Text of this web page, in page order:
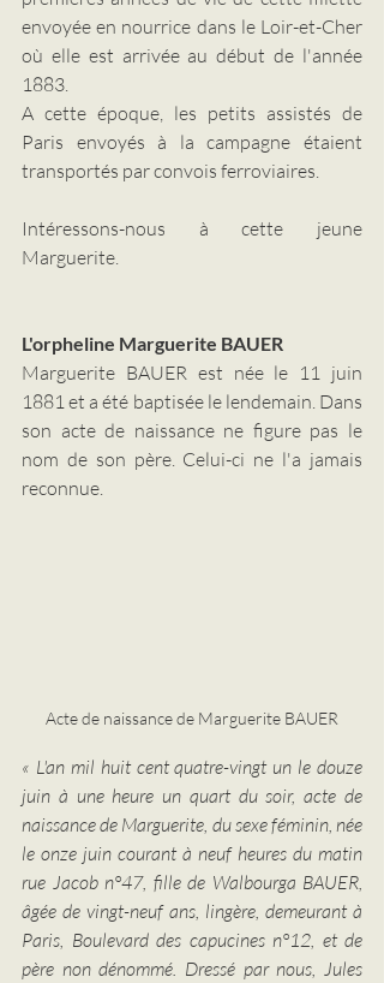
envoyée en nourrice dans le Loir-et-Cher
où elle est arrivée au début de l'année
1883.
A cette époque, les petits assistés de
Paris envoyés à la campagne étaient
transportés par convois ferroviaires.
Intéressons-nous à cette jeune
Marguerite.
L'orpheline Marguerite BAUER
Marguerite BAUER est née le 11 juin
1881 et a été baptisée le lendemain. Dans
son acte de naissance ne figure pas le
nom de son père. Celui-ci ne l'a jamais
reconnue.
Acte de naissance de Marguerite BAUER
« L'an mil huit cent quatre-vingt un le douze
juin à une heure un quart du soir, acte de
naissance de Marguerite, du sexe féminin, née
le onze juin courant à neuf heures du matin
rue Jacob n°47, fille de Walbourga BAUER,
âgée de vingt-neuf ans, lingère, demeurant à
Paris, Boulevard des capucines n°12, et de
père non dénommé. Dressé par nous, Jules